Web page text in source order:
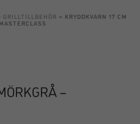
GRILLTILLBEHÖR » KRYDDKVARN 17 CM
–